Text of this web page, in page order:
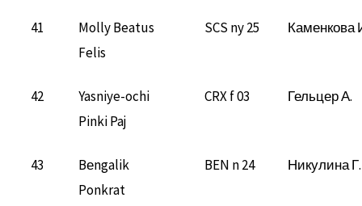
41
Molly Beatus
Felis
SCS ny 25 Каменкова
42
Yasniye-ochi
Pinki Paj
CRX f 03 Гельцер А.
43
Bеngalik
Ponkrat
BEN n 24 Никулина Г.